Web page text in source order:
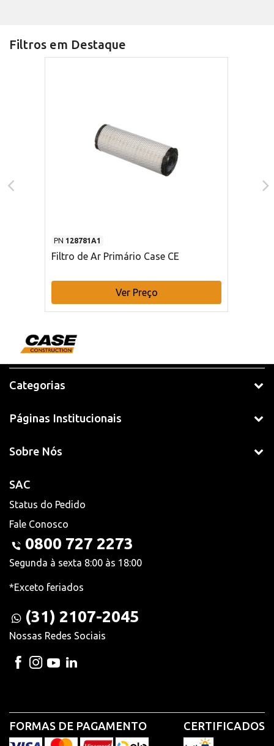
Filtros em Destaque
PN 128781A1
Filtro de Ar Primário Case CE
Ver Preço
Categorias
Páginas Institucionais
Sobre Nós
SAC
Status do Pedido
Fale Conosco
0800 727 2273
Segunda à sexta 8:00 às 18:00
*Exceto feriados
(31) 2107-2045
Nossas Redes Sociais
FORMAS DE PAGAMENTO CERTIFICADOS